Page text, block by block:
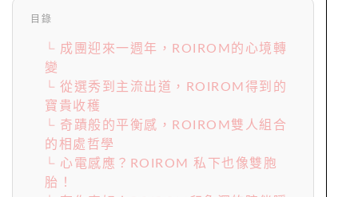
目錄
└ 成團迎來一週年，ROIROM的心境轉
變
└ 從選秀到主流出道，ROIROM得到的
寶貴收穫
└ 奇蹟般的平衡感，ROIROM雙人組合
的相處哲學
└ 心電感應？ROIROM 私下也像雙胞
胎！